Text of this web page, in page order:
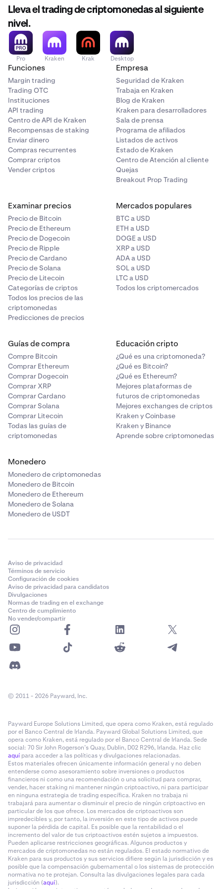
dispositivo.
Actualmente no es posible editar las descripciones para
la 2FA de Fondos y Trading, ni con los métodos de 2FA de
inicio de sesión heredados.
antes de eliminar, actualizar o cambiar el método
original.
Por ejemplo, si tienes una aplicación de autenticación
habilitada como tu 2FA de inicio de sesión y deseas
actualizarla:
1 Crea una Cross-Device Passkey.
2 Elimina la
2FA de inicio de sesión de la aplicación de
autenticación.
Vuelve a habilitar una nueva aplicación de
autenticación.
4 Luego puedes eliminar la Cross-Device Passkey
Lleva el trading de criptomonedas al siguiente
nivel.
Pro Kraken Krak Desktop
Funciones
Margin trading
Trading OTC
Instituciones
API trading
Centro de API de Kraken
Recompensas de staking
Enviar dinero
Compras recurrentes
Comprar criptos
Vender criptos
Empresa
Seguridad de Kraken
Trabaja en Kraken
Blog de Kraken
Kraken para desarrolladores
Sala de prensa
Programa de afiliados
Listados de activos
Estado de Kraken
Centro de Atención al cliente
Quejas
Breakout Prop Trading
Examinar precios
Precio de Bitcoin
Precio de Ethereum
Precio de Dogecoin
Precio de Ripple
Precio de Cardano
Precio de Solana
Precio de Litecoin
Categorías de criptos
Todos los precios de las
criptomonedas
Predicciones de precios
Mercados populares
BTC a USD
ETH a USD
DOGE a USD
XRP a USD
ADA a USD
SOL a USD
LTC a USD
Todos los criptomercados
Guías de compra
Compre Bitcoin
Comprar Ethereum
Comprar Dogecoin
Comprar XRP
Comprar Cardano
Comprar Solana
Comprar Litecoin
Todas las guías de
criptomonedas
Educación cripto
¿Qué es una criptomoneda?
¿Qué es Bitcoin?
¿Qué es Ethereum?
Mejores plataformas de
futuros de criptomonedas
Mejores exchanges de criptos
Kraken y Coinbase
Kraken y Binance
Aprende sobre criptomonedas
Monedero
Monedero de criptomonedas
Monedero de Bitcoin
Monedero de Ethereum
Monedero de Solana
Monedero de USDT
Aviso de privacidad
Términos de servicio
Configuración de cookies
Aviso de privacidad para candidatos
Divulgaciones
Normas de trading en el exchange
Centro de cumplimiento
No vender/compartir
© 2011 - 2026 Payward, Inc.
Payward Europe Solutions Limited, que opera como Kraken, está regulado
por el Banco Central de Irlanda. Payward Global Solutions Limited, que
opera como Kraken, está regulado por el Banco Central de Irlanda. Sede
social: 70 Sir John Rogerson’s Quay, Dublin, D02 R296, Irlanda. Haz clic
aquí para acceder a las políticas y divulgaciones relacionadas.
Estos materiales ofrecen únicamente información general y no deben
entenderse como asesoramiento sobre inversiones o productos
financieros ni como una recomendación o una solicitud para comprar,
vender, hacer staking ni mantener ningún criptoactivo, ni para participar
en ninguna estrategia de trading específica. Kraken no trabaja ni
trabajará para aumentar o disminuir el precio de ningún criptoactivo en
particular de los que ofrece. Los mercados de criptoactivos son
impredecibles y, por tanto, la inversión en este tipo de activos puede
suponer la pérdida de capital. Es posible que la rentabilidad o el
incremento del valor de tus criptoactivos estén sujetos a impuestos.
Pueden aplicarse restricciones geográficas. Algunos productos y
mercados de criptomonedas no están regulados. El estado normativo de
Kraken para sus productos y sus servicios difiere según la jurisdicción y es
posible que la compensación gubernamental o los sistemas de protección
normativa no te protejan. Consulta las divulgaciones legales para cada
jurisdicción (aquí).